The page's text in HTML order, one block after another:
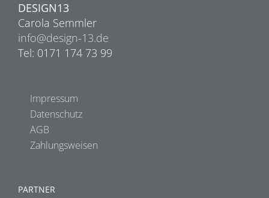
DESIGN13
Carola Semmler
info@design-13.de
Tel: 0171 174 73 99
Impressum
Datenschutz
AGB
Zahlungsweisen
PARTNER